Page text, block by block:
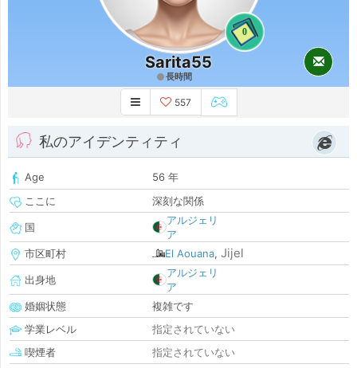
0
Sarita55
長時間
557
私のアイデンティティ
Age
56 年
ここに
深刻な関係
国
アルジェリ
ア
市区町村
El Aouana, Jijel
出身地
アルジェリ
ア
婚姻状態
複雑です
学業レベル
指定されていない
喫煙者
指定されていない